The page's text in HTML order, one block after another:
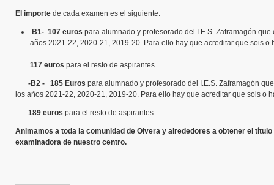
El importe de cada examen es el siguiente:
B1- 107 euros para alumnado y profesorado del I.E.S. Zaframagón
años 2021-22, 2020-21, 2019-20. Para ello hay que acreditar que sois
117 euros para el resto de aspirantes.
-B2 - 185 Euros para alumnado y profesorado del I.E.S. Zaframagón
los años 2021-22, 2020-21, 2019-20. Para ello hay que acreditar que sois o
189 euros para el resto de aspirantes.
Animamos a toda la comunidad de Olvera y alrededores a obtener el
examinadora de nuestro centro.